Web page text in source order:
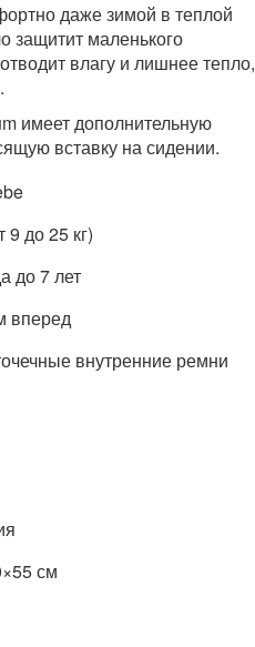
даже зимой в теплой
защитит маленького
влагу и лишнее тепло,
имеет дополнительную
вставку на сидении.
9 до 25 кг)
до 7 лет
вперед
внутренние ремни
см